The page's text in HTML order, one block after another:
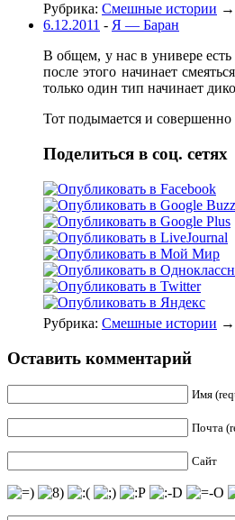
Рубрика: Смешные истории →
6.12.2011 - Я — Баран
В общем, у нас в универе
после этого начинает
только один тип начинает
Тот подымается и совершенно
Поделиться в соц. сетях
Рубрика: Смешные истории →
Оставить комментарий
Имя
Почта
Сайт